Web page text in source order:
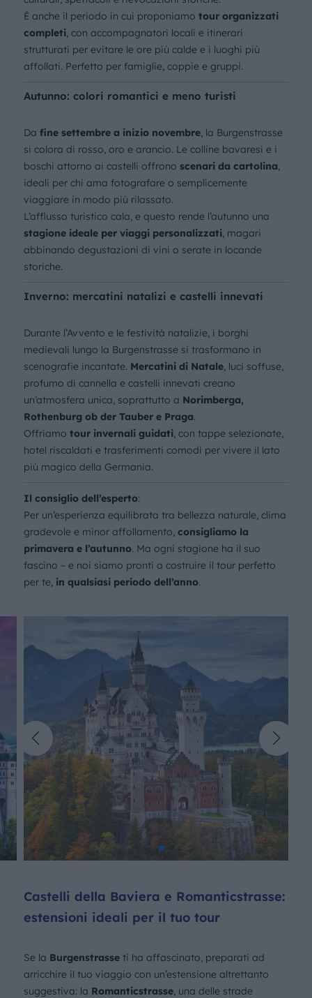
È anche il periodo in cui proponiamo tour organizzati
completi, con accompagnatori locali e itinerari
strutturati per evitare le ore più calde e i luoghi più
affollati. Perfetto per famiglie, coppie e gruppi.
Autunno: colori romantici e meno turisti
Da fine settembre a inizio novembre, la Burgenstrasse
si colora di rosso, oro e arancio. Le colline bavaresi e i
boschi attorno ai castelli offrono scenari da cartolina,
ideali per chi ama fotografare o semplicemente
viaggiare in modo più rilassato.
L’afflusso turistico cala, e questo rende l’autunno una
stagione ideale per viaggi personalizzati, magari
abbinando degustazioni di vini o serate in locande
storiche.
Inverno: mercatini natalizi e castelli innevati
Durante l’Avvento e le festività natalizie, i borghi
medievali lungo la Burgenstrasse si trasformano in
scenografie incantate. Mercatini di Natale, luci soffuse,
profumo di cannella e castelli innevati creano
un’atmosfera unica, soprattutto a Norimberga,
Rothenburg ob der Tauber e Praga.
Offriamo tour invernali guidati, con tappe selezionate,
hotel riscaldati e trasferimenti comodi per vivere il lato
più magico della Germania.
Il consiglio dell’esperto:
Per un’esperienza equilibrata tra bellezza naturale, clima
gradevole e minor affollamento, consigliamo la
primavera e l’autunno. Ma ogni stagione ha il suo
fascino – e noi siamo pronti a costruire il tour perfetto
per te, in qualsiasi periodo dell’anno.
Castelli della Baviera e Romanticstrasse:
estensioni ideali per il tuo tour
Se la Burgenstrasseti ha affascinato, preparati ad
arricchire il tuo viaggio con un’estensione altrettanto
suggestiva: la Romanticstrasse, una delle strade